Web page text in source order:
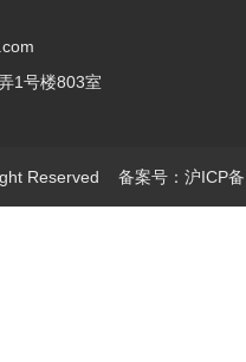
1号楼803室
Reserved 备案号：沪ICP